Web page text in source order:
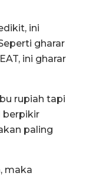
ini
gharar
ini gharar
rupiah tapi
berpikir
paling
maka